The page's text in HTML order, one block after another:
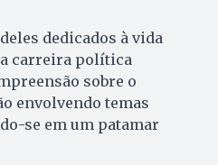
dedicados à vida
carreira política
sobre o
envolvendo temas
se em um patamar